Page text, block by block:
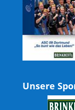
Unsere